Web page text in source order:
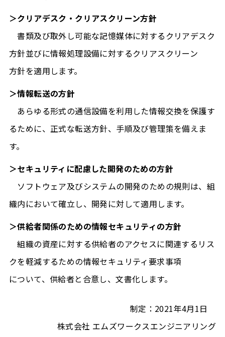
＞クリアデスク・クリアスクリーン方針
書類及び取外し可能な記憶媒体に対するクリアデスク
方針並びに情報処理設備に対するクリアスクリーン
方針を適用します。
＞情報転送の方針
あらゆる形式の通信設備を利用した情報交換を保護す
るために、正式な転送方針、手順及び管理策を備えま
す。
＞セキュリティに配慮した開発のための方針
ソフトウェア及びシステムの開発のための規則は、組
織内において確立し、開発に対して適用します。
＞供給者関係のための情報セキュリティの方針
組織の資産に対する供給者のアクセスに関連するリス
クを軽減するための情報セキュリティ要求事項
について、供給者と合意し、文書化します。
制定：2021年4月1日
株式会社 エムズワークスエンジニアリング